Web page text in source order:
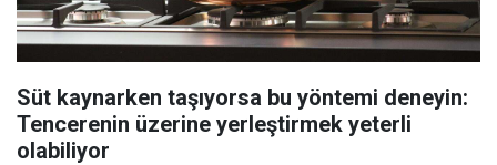
Süt kaynarken taşıyorsa bu yöntemi deneyin:
Tencerenin üzerine yerleştirmek yeterli
olabiliyor